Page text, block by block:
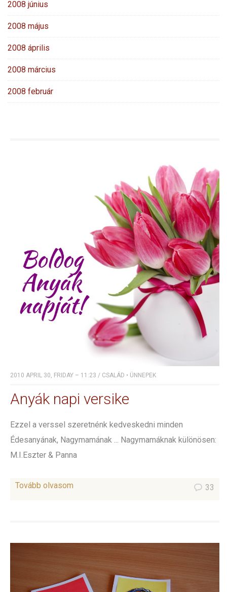
2008 június
2008 május
2008 április
2008 március
2008 február
2010 APRIL 30, FRIDAY – 11:23 / CSALÁD • ÜNNEPEK
Anyák napi versike
Ezzel a verssel szeretnénk kedveskedni minden
Édesanyának, Nagymamának ... Nagymamáknak különösen:
M.I.Eszter & Panna
Tovább olvasom 33